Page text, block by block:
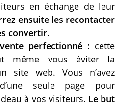
en échange de leur
ensuite les recontacter
convertir.
perfectionné : cette
même vous éviter la
site web. Vous n’avez
seule page pour
à vos visiteurs. Le but